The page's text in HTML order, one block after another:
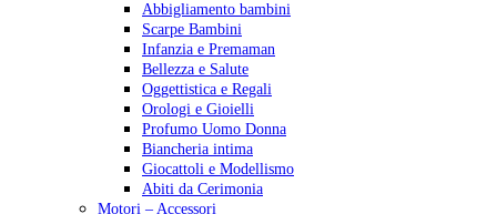
Abbigliamento bambini
Scarpe Bambini
Infanzia e Premaman
Bellezza e Salute
Oggettistica e Regali
Orologi e Gioielli
Profumo Uomo Donna
Biancheria intima
Giocattoli e Modellismo
Abiti da Cerimonia
Motori – Accessori